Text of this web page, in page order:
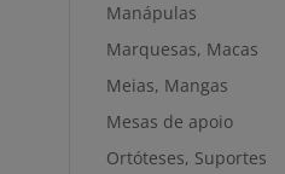
Manápulas
Marquesas, Macas
Meias, Mangas
Mesas de apoio
Ortóteses, Suportes